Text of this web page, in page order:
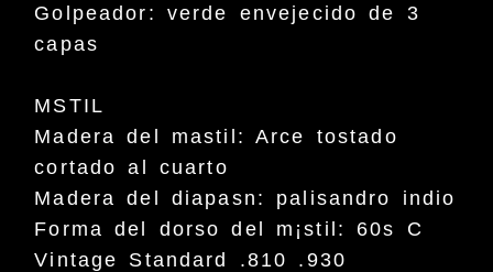
Golpeador: verde envejecido de 3
capas
MSTIL
Madera del mastil: Arce tostado
cortado al cuarto
Madera del diapasn: palisandro indio
Forma del dorso del m¡stil: 60s C
Vintage Standard .810 .930